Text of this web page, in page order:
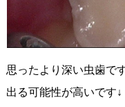
思ったより深い虫歯で
出る可能性が高いです↓